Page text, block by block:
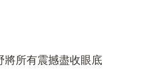
將所有震撼盡收眼底